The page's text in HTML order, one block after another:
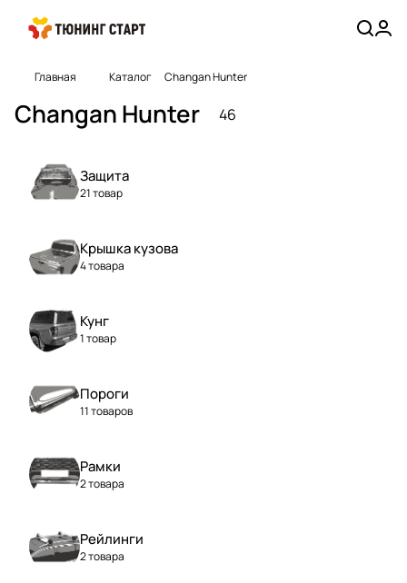
Главная Каталог Changan Hunter
Changan Hunter 46
Защита
21 товар
Крышка кузова
4 товара
Кунг
1 товар
Пороги
11 товаров
Рамки
2 товара
Рейлинги
2 товара